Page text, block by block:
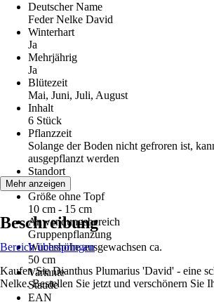
Deutscher Name
Feder Nelke David
Winterhart
Ja
Mehrjährig
Ja
Blütezeit
Mai, Juni, Juli, August
Inhalt
6 Stück
Pflanzzeit
Solange der Boden nicht gefroren ist,
ausgepflanzt werden
Standort
Sonne
Größe ohne Topf
10 cm - 15 cm
Anwendungsbereich
Gruppenpflanzung
Wuchshöhe ausgewachsen ca.
50 cm
Variante
Staude
EAN
Mehr anzeigen
Beschreibung
Bereich überspringen
Kaufen Sie Dianthus Plumarius 'David' - eine
Nelke. Bestellen Sie jetzt und verschönern Sie